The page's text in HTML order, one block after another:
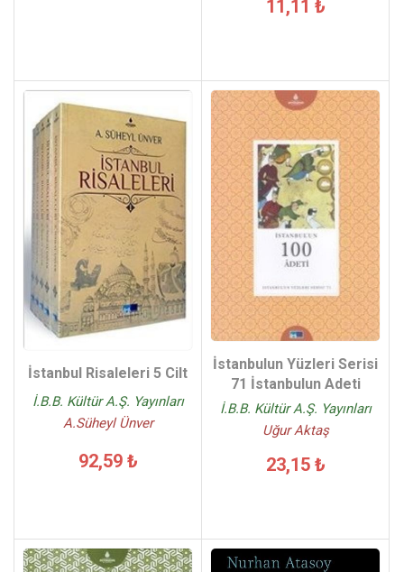
11,11 ₺
İstanbul Risaleleri 5 Cilt
İ.B.B. Kültür A.Ş. Yayınları
A.Süheyl Ünver
92,59 ₺
İstanbulun Yüzleri Serisi
71 İstanbulun Adeti
İ.B.B. Kültür A.Ş. Yayınları
Uğur Aktaş
23,15 ₺